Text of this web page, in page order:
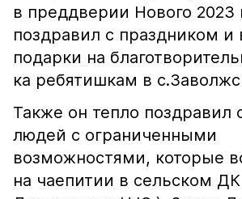
в преддверии Нового 2023
поздравил с праздником и
подарки на
ка ребятишкам в
Также он тепло поздравил
людей с ограниченными
возможностями, которые
на чаепитии в сельском